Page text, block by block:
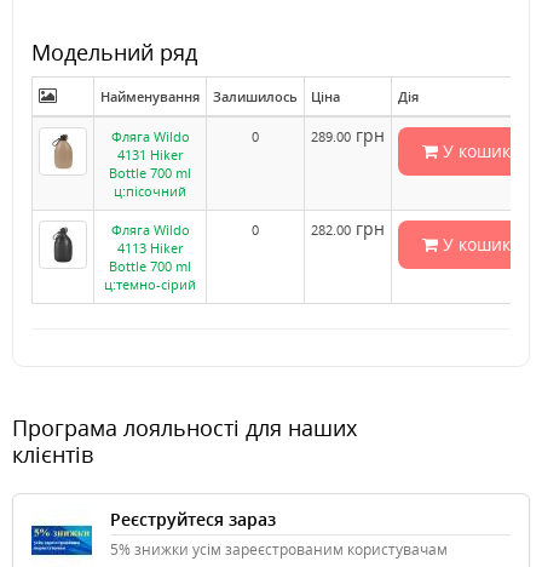
Модельний ряд
Найменування Залишилось Ціна Дія
Фляга Wildo
4131 Hiker
Bottle 700 ml
ц:пісочний
0 289.00 грн
У кошик
Фляга Wildo
4113 Hiker
Bottle 700 ml
ц:темно-сірий
0 282.00 грн
У кошик
Програма лояльності для наших
клієнтів
Реєструйтеся зараз
5% знижки усім зареєстрованим користувачам